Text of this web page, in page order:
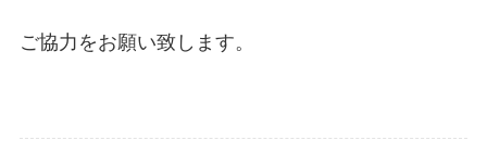
ご協力をお願い致します。